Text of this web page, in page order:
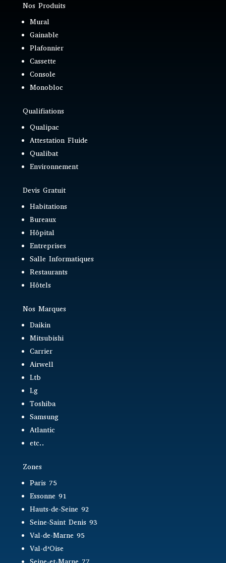
Nos Produits
Mural
Gainable
Plafonnier
Cassette
Console
Monobloc
Qualifiations
Qualipac
Attestation Fluide
Qualibat
Environnement
Devis Gratuit
Habitations
Bureaux
Hôpital
Entreprises
Salle Informatiques
Restaurants
Hôtels
Nos Marques
Daikin
Mitsubishi
Carrier
Airwell
Ltb
Lg
Toshiba
Samsung
Atlantic
etc..
Zones
Paris 75
Essonne 91
Hauts-de-Seine 92
Seine-Saint Denis 93
Val-de-Marne 95
Val-d’Oise